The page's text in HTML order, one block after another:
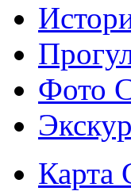
Фото
Карта